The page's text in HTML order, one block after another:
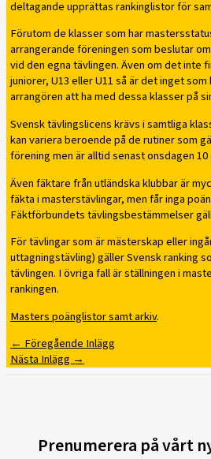
deltagande upprättas rankinglistor för
Förutom de klasser som har
arrangerande föreningen som beslutar
vid den egna tävlingen. Även om det inte
juniorer, U13 eller U11 så är det inget
arrangören att ha med dessa klasser på
Svensk tävlingslicens krävs i samtliga
kan variera beroende på de rutiner som
förening men är alltid senast onsdagen
Även fäktare från utländska klubbar är
fäkta i masterstävlingar, men får inga
Fäktförbundets tävlingsbestämmelser
För tävlingar som är mästerskap eller
uttagningstävling) gäller Svensk ranking
tävlingen. I övriga fall är ställningen i
rankingen.
Masters poänglistor samt arkiv.
←Föregående Inlägg
Nästa Inlägg→
Prenumerera på vårt